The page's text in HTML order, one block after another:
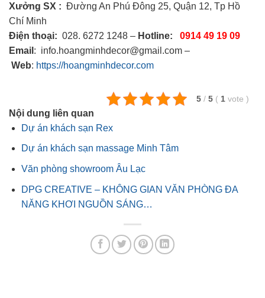
Xưởng SX : Đường An Phú Đông 25, Quận 12, Tp Hồ
Chí Minh
Điện thoại: 028. 6272 1248 – Hotline: 0914 49 19 09
Email : info.hoangminhdecor@gmail.com –
Web: https://hoangminhdecor.com
5 / 5 ( 1 vote )
Nội dung liên quan
Dự án khách sạn Rex
Dự án khách sạn massage Minh Tâm
Văn phòng showroom Âu Lạc
DPG CREATIVE – KHÔNG GIAN VĂN PHÒNG ĐA
NĂNG KHƠI NGUỒN SÁNG…